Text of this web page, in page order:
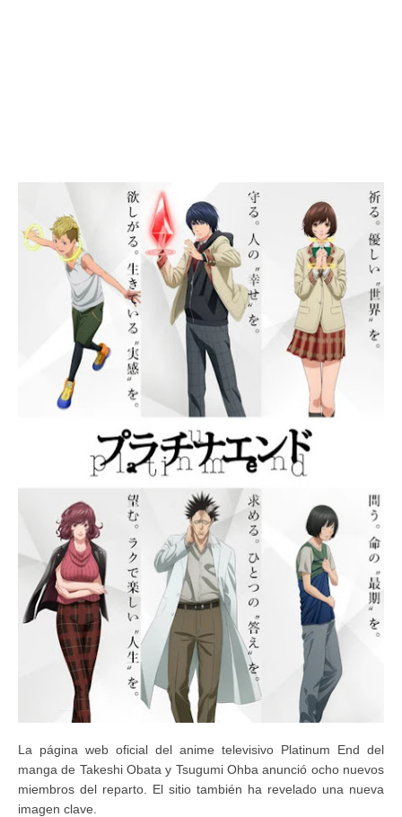
La página web oficial del anime televisivo Platinum End del
manga de Takeshi Obata y Tsugumi Ohba anunció ocho nuevos
miembros del reparto. El sitio también ha revelado una nueva
imagen clave.